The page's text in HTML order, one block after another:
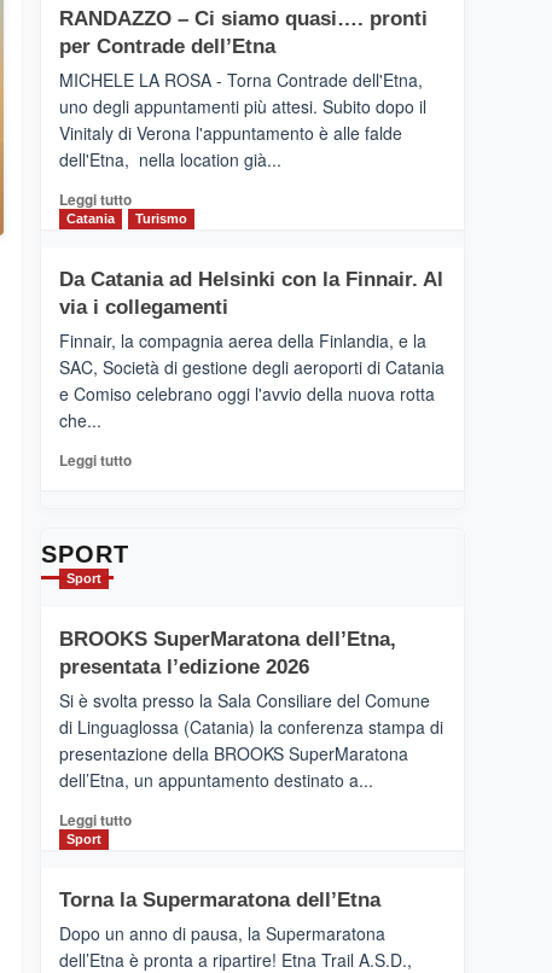
SUMMER
BOOK
CLUB
VIAGRANDE
(Ct)
–
presenta
“Vino
&
2026”.
Le
dell’enoturismo
sull’Etna
RANDAZZO – Ci siamo quasi…. pronti
per Contrade dell’Etna
MICHELE LA ROSA - Torna Contrade dell'Etna,
uno degli appuntamenti più attesi. Subito dopo il
Vinitaly di Verona l'appuntamento è alle falde
dell'Etna, nella location già...
Leggi tuttoLeggi
di
RANDAZZO
–
siamo
quasi….
pronti
dell’Etna
Catania Turismo
Da Catania ad Helsinki con la Finnair. Al
via i collegamenti
Finnair, la compagnia aerea della Finlandia, e la
SAC, Società di gestione degli aeroporti di Catania
e Comiso celebrano oggi l'avvio della nuova rotta
che...
Leggi tuttoLeggi
con
la
Al
via
i
collegamenti
SPORT
Sport
BROOKS SuperMaratona dell’Etna,
presentata l’edizione 2026
Si è svolta presso la Sala Consiliare del Comune
di Linguaglossa (Catania) la conferenza stampa di
presentazione della BROOKS SuperMaratona
dell’Etna, un appuntamento destinato a...
Leggi tuttoLeggi
BROOKS
SuperMaratona
dell’Etna,
Sport
Torna la Supermaratona dell’Etna
Dopo un anno di pausa, la Supermaratona
dell’Etna è pronta a ripartire! Etna Trail A.S.D.,